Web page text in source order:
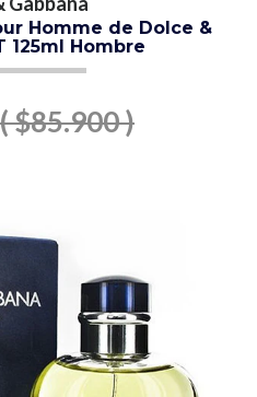
Homme de Dolce &
125ml Hombre
( $85.900 )